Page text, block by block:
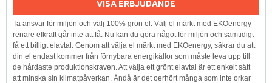
VISA ERBJUDANDE
Ta ansvar för miljön och välj 100% grön el. Välj el märkt med EKOenergy -
renare elkraft går inte att få. Nu kan du göra något för miljön och samtidigt
få ett billigt elavtal. Genom att välja el märkt med EKOenergy, säkrar du att
din el endast kommer från förnybara energikällor som måste leva upp till
de hårdaste produktionskraven. Att välja ett grönt elavtal är ett enkelt sätt
att minska sin klimatpåverkan. Ändå är det oerhört många som inte orkar